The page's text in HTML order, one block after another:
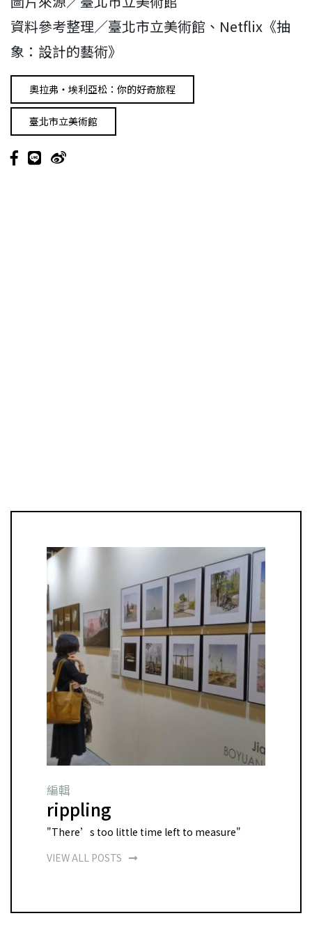
資料參考整理／臺北市立美術館、Netflix《抽
象：設計的藝術》
奧拉弗・埃利亞松：你的好奇旅程
臺北市立美術館
編輯
rippling
"There’s too little time left to measure"
VIEW ALL POSTS